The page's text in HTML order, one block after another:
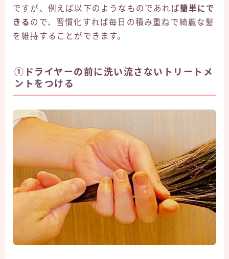
ですが、例えば以下のようなものであれば簡単にで
きる ので、習慣化すれば毎日の積み重ねで綺麗な髪
を維持することができます。
①ドライヤーの前に洗い流さないトリートメ
ントをつける